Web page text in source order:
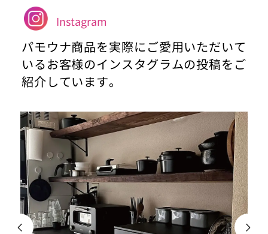
Instagram
パモウナ商品を実際にご愛用いただいて
いるお客様のインスタグラムの投稿をご
紹介しています。